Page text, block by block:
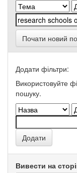
Почати новий
Додати фільтри:
Використовуйте
пошуку.
Вивести на